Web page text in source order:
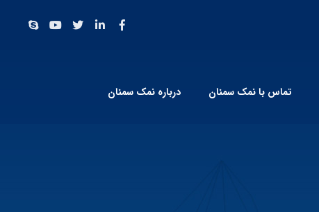
تماس با نمک سمنان درباره نمک سمنان